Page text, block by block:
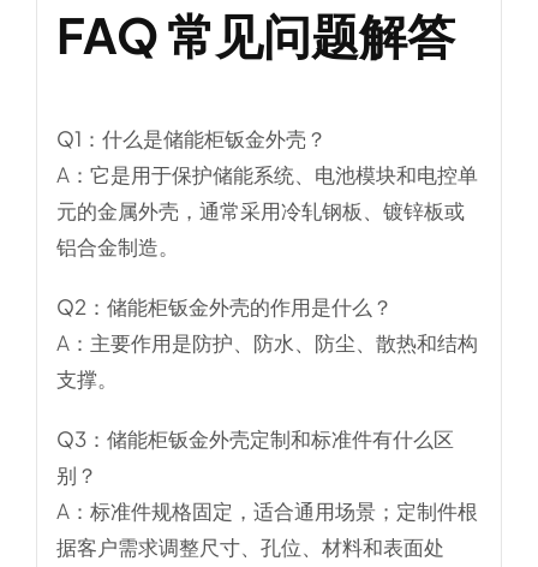
FAQ 常见问题解答
Q1：什么是储能柜钣金外壳？
A：它是用于保护储能系统、电池模块和电控单
元的金属外壳，通常采用冷轧钢板、镀锌板或
铝合金制造。
Q2：储能柜钣金外壳的作用是什么？
A：主要作用是防护、防水、防尘、散热和结构
支撑。
Q3：储能柜钣金外壳定制和标准件有什么区
别？
A：标准件规格固定，适合通用场景；定制件根
据客户需求调整尺寸、孔位、材料和表面处